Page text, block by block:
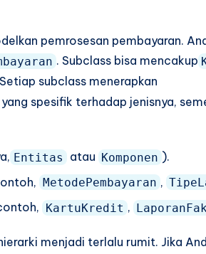
pemrosesan pembayaran.
. Subclass bisa mencakup
subclass menerapkan
spesifik terhadap jenisnya,
Entitas atau Komponen ).
MetodePembayaran ,
KartuKredit ,
menjadi terlalu rumit. Jika